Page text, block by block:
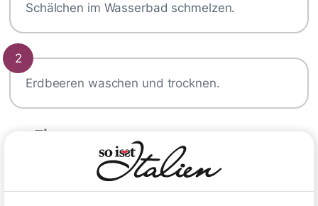
Schälchen im Wasserbad schmelzen.
2
Erdbeeren waschen und trocknen.
Tipp
Tipps zum